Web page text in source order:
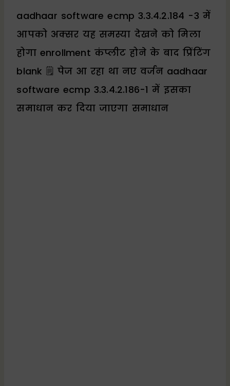
aadhaar software ecmp 3.3.4.2.184 -3 में
आपको अक्सर यह समस्या देखने को मिला
होगा enrollment कंप्लीट होने के बाद प्रिंटिंग
blank 🗒 पेज आ रहा था नए वर्जन aadhaar
software ecmp 3.3.4.2.186-1 में इसका
समाधान कर दिया जाएगा समाधान